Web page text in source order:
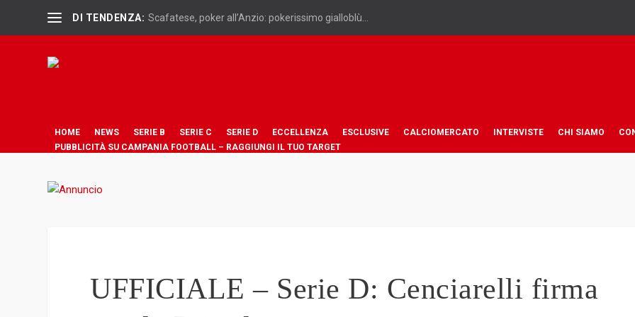
DI TENDENZA: Scafatese, poker all’Anzio: pokerissimo gialloblù...
HOME NEWS SERIE B SERIE C SERIE D ECCELLENZA ESCLUSIVE CALCIOMERCATO INTERVISTE CHI SIAMO
PUBBLICITÀ SU CAMPANIA FOOTBALL – RAGGIUNGI IL TUO TARGET
UFFICIALE – Serie D: Cenciarelli firma